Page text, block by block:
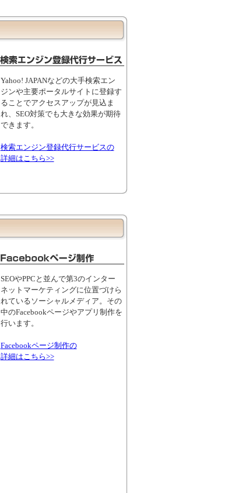
Yahoo! JAPANなどの大手検索エン
ジンや主要ポータルサイトに登録す
ることでアクセスアップが見込ま
れ、SEO対策でも大きな効果が期待
できます。
検索エンジン登録代行サービスの
詳細はこちら>>
SEOやPPCと並んで第3のインター
ネットマーケティングに位置づけら
れているソーシャルメディア。その
中のFacebookページやアプリ制作を
行います。
Facebookページ制作の
詳細はこちら>>